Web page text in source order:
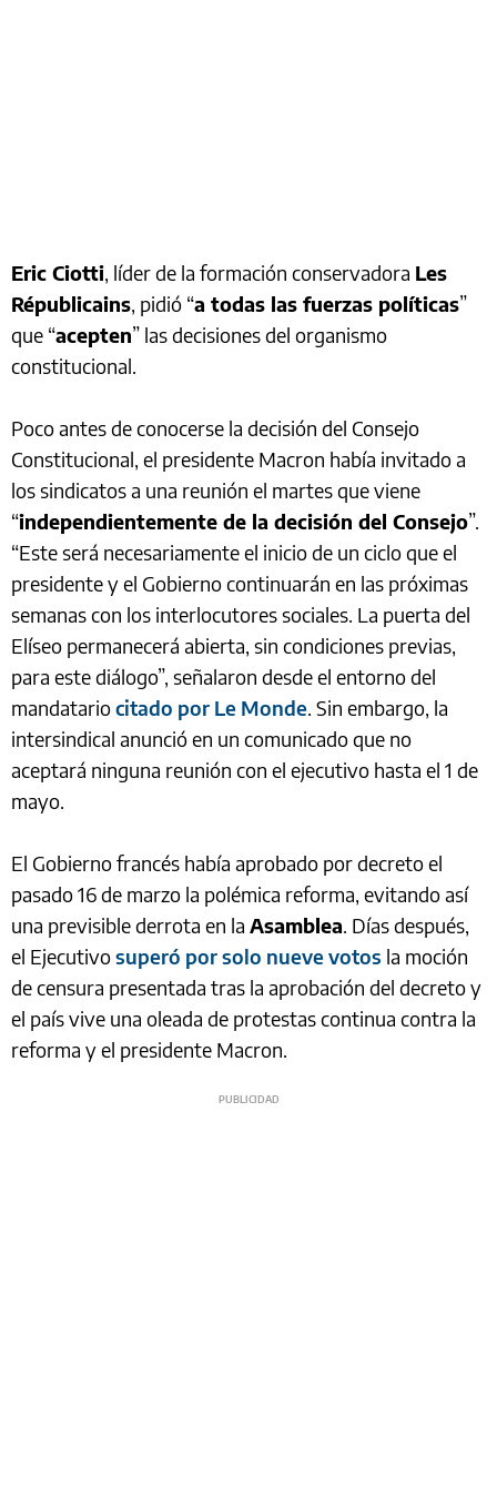
Eric Ciotti, líder de la formación conservadora Les
Républicains, pidió “a todas las fuerzas políticas”
que “acepten” las decisiones del organismo
constitucional.
Poco antes de conocerse la decisión del Consejo
Constitucional, el presidente Macron había invitado a
los sindicatos a una reunión el martes que viene
“independientemente de la decisión del Consejo”.
“Este será necesariamente el inicio de un ciclo que el
presidente y el Gobierno continuarán en las próximas
semanas con los interlocutores sociales. La puerta del
Elíseo permanecerá abierta, sin condiciones previas,
para este diálogo”, señalaron desde el entorno del
mandatariocitado por Le Monde. Sin embargo, la
intersindical anunció en un comunicado que no
aceptará ninguna reunión con el ejecutivo hasta el 1 de
mayo.
El Gobierno francés había aprobado por decreto el
pasado 16 de marzo la polémica reforma, evitando así
una previsible derrota en la Asamblea. Días después,
el Ejecutivosuperó por solo nueve votos la moción
de censura presentada tras la aprobación del decreto y
el país vive una oleada de protestas continua contra la
reforma y el presidente Macron.